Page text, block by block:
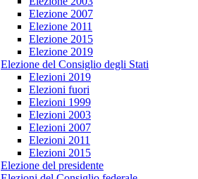
Elezione 2007
Elezione 2011
Elezione 2015
Elezione 2019
Elezione del Consiglio degli Stati
Elezioni 2019
Elezioni fuori
Elezioni 1999
Elezioni 2003
Elezioni 2007
Elezioni 2011
Elezioni 2015
Elezione del presidente